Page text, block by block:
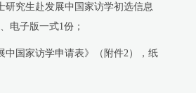
研究生赴发展中国家访学初选信息
电子版一式1 份；
中国家访学申请表》（附件2 ），纸